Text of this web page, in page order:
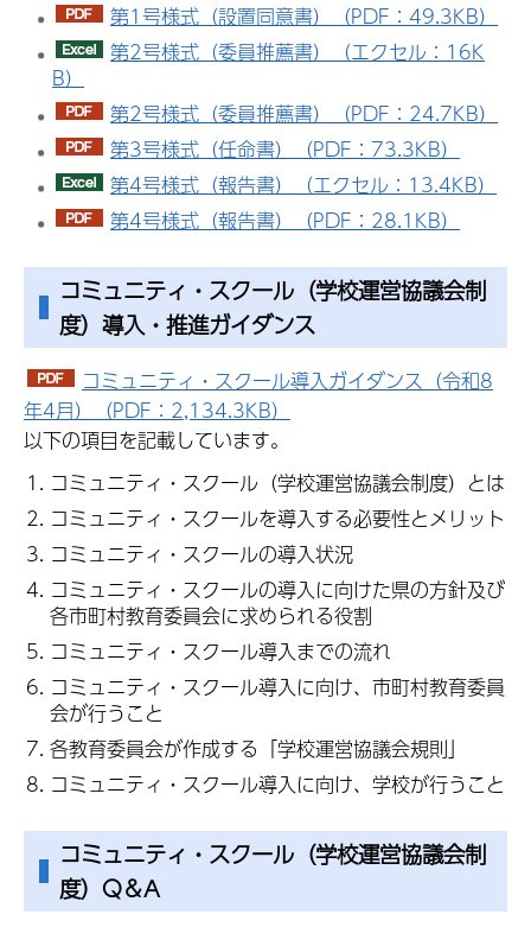
第1号様式（設置同意書）（PDF：49.3KB）
第2号様式（委員推薦書）（エクセル：16K
B）
第2号様式（委員推薦書）（PDF：24.7KB）
第3号様式（任命書）（PDF：73.3KB）
第4号様式（報告書）（エクセル：13.4KB）
第4号様式（報告書）（PDF：28.1KB）
コミュニティ・スクール（学校運営協議会制
度）導入・推進ガイダンス
コミュニティ・スクール導入ガイダンス（令和8
年4月）（PDF：2,134.3KB）
以下の項目を記載しています。
コミュニティ・スクール（学校運営協議会制度）とは
コミュニティ・スクールを導入する必要性とメリット
コミュニティ・スクールの導入状況
コミュニティ・スクールの導入に向けた県の方針及び
各市町村教育委員会に求められる役割
コミュニティ・スクール導入までの流れ
コミュニティ・スクール導入に向け、市町村教育委員
会が行うこと
各教育委員会が作成する「学校運営協議会規則」
コミュニティ・スクール導入に向け、学校が行うこと
コミュニティ・スクール（学校運営協議会制
度）Q＆A